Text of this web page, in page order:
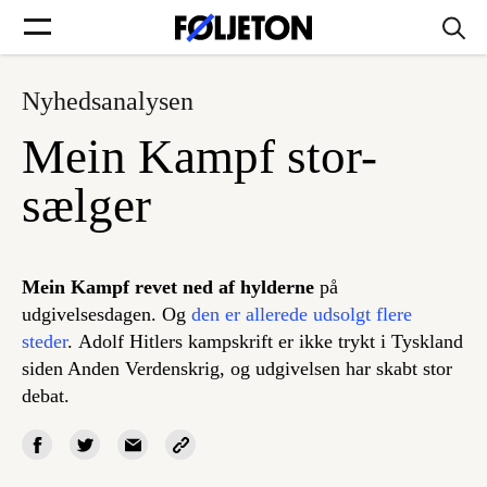
Forsider
Føljetoner
Søg
Min side
Log ind
Nyhedsanalysen
Mein Kampf stor-
sælger
Mein Kampf revet ned af hylderne på
udgivelsesdagen. Og den er allerede udsolgt flere
steder. Adolf Hitlers kampskrift er ikke trykt i Tyskland
siden Anden Verdenskrig, og udgivelsen har skabt stor
debat.